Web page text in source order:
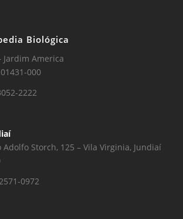
Biológica
Jardim America
000
2222
Adolfo Storch, 125 – Vila Virginia, Jundiaí
0972